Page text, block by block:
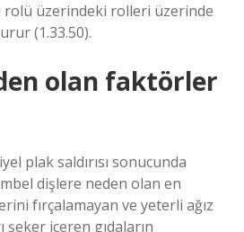
rolü üzerindeki rolleri üzerinde
(1.33.50).
olan faktörler
plak saldırısı sonucunda
dişlere neden olan en
fırçalamayan ve yeterli ağız
şeker içeren gıdaların